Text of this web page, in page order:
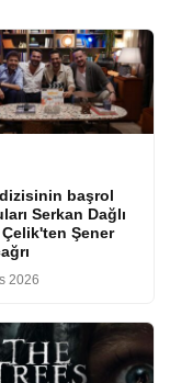
başrol
Serkan Dağlı
Çelik'ten Şener
2026